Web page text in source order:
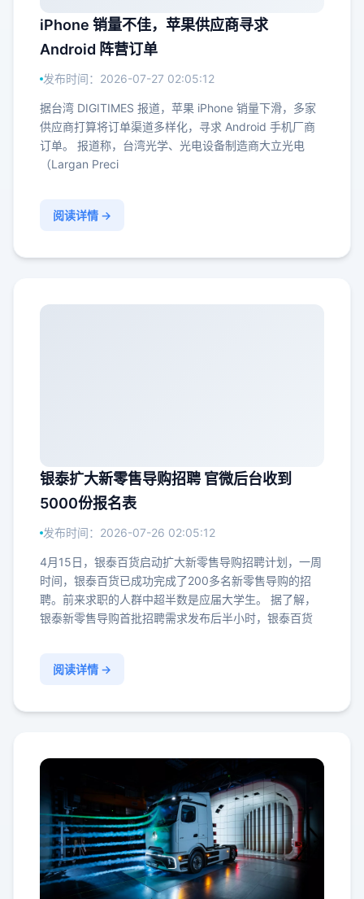
iPhone 销量不佳，苹果供应商寻求
Android 阵营订单
发布时间：2026-07-27 02:05:12
据台湾 DIGITIMES 报道，苹果 iPhone 销量下滑，多家
供应商打算将订单渠道多样化，寻求 Android 手机厂商
订单。 报道称，台湾光学、光电设备制造商大立光电
（Largan Preci
阅读详情 →
银泰扩大新零售导购招聘 官微后台收到
5000份报名表
发布时间：2026-07-26 02:05:12
4月15日，银泰百货启动扩大新零售导购招聘计划，一周
时间，银泰百货已成功完成了200多名新零售导购的招
聘。前来求职的人群中超半数是应届大学生。 据了解，
银泰新零售导购首批招聘需求发布后半小时，银泰百货
阅读详情 →